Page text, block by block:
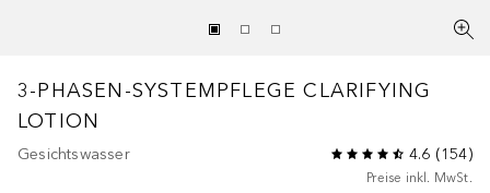
3-PHASEN-SYSTEMPFLEGE CLARIFYING
LOTION
Gesichtswasser 4.6 (154)
Preise inkl. MwSt.